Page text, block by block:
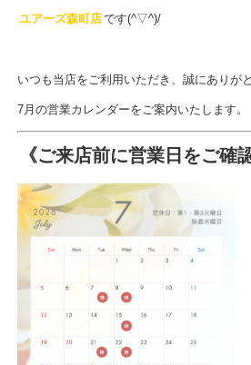
ユアーズ森町店です(^▽^)/
いつも当店をご利用いただき、誠にありが
7月の営業カレンダーをご案内いたします。
《ご来店前に営業日をご確